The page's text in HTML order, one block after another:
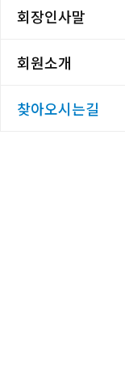
회장인사말
회원소개
찾아오시는길